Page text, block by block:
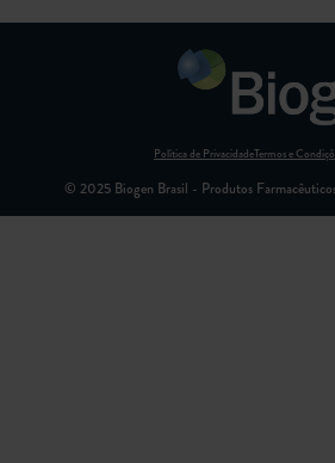
Política de PrivacidadeTermos e
© 2025 Biogen Brasil - Produtos